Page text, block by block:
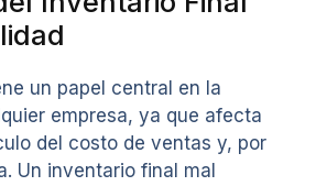
un papel central en la
empresa, ya que afecta
del costo de ventas y, por
Un inventario final mal